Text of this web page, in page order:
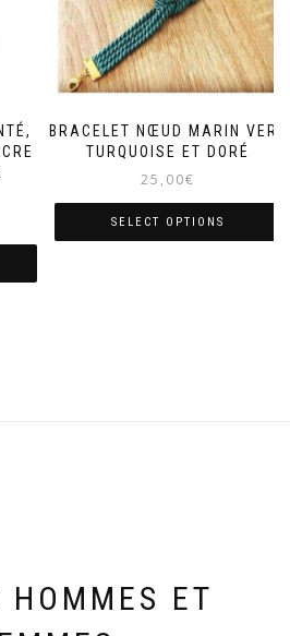
BRACELET NŒUD MARIN VERT
TURQUOISE ET DORÉ
25,00€
SELECT OPTIONS
ET